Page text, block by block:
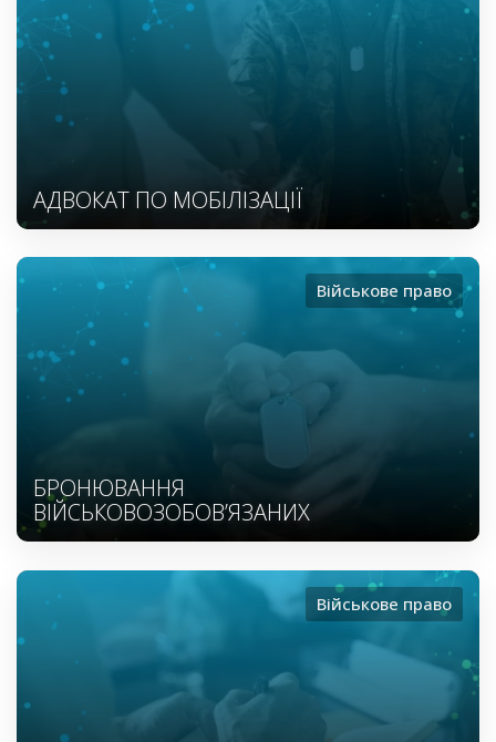
АДВОКАТ ПО МОБІЛІЗАЦІЇ
БРОНЮВАННЯ
ВІЙСЬКОВОЗОБОВ’ЯЗАНИХ
Військове право
Військове право